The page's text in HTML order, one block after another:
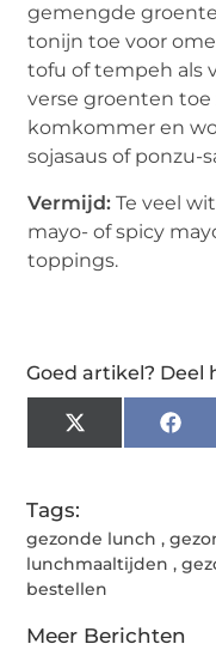
gemengde
tonijn toe voor
tofu of tempeh als
verse groenten toe
komkommer en
sojasaus of ponzu-
Vermijd: Te veel
mayo- of spicy
toppings.
Goed artikel? Deel
X
(Twitter)
Tags:
gezonde lunch ,
lunchmaaltijden ,
bestellen
Meer Berichten